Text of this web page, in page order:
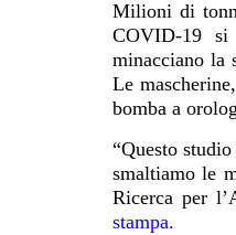
Milioni di
COVID-19 si
minacciano la
Le
bomba a
“Questo
smaltiamo le
Ricerca per
stampa.